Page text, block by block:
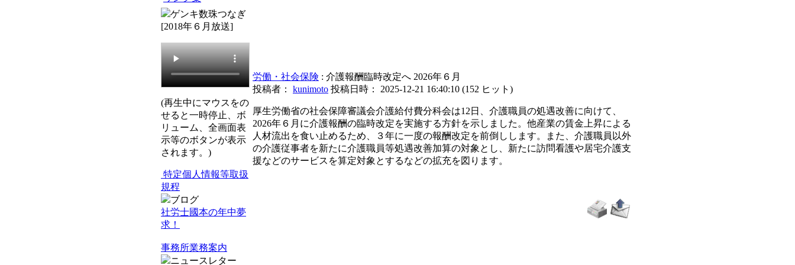
ゲンキ数珠つなぎ
[2018年６月放送]
(再生中にマウスをの
せると一時停止、ボ
リューム、全画面表
示等のボタンが表示
されます。)
特定個人情報等取扱
規程
ブログ
社労士國本の年中夢
求！
事務所業務案内
ニュースレター
労働・社会保険 : 介護報酬臨時改定へ 2026年６月
投稿者： kunimoto 投稿日時： 2025-12-21 16:40:10 (152 ヒット )
厚生労働省の社会保障審議会介護給付費分科会は12日、介護職員の処遇改善に向けて、
2026年６月に介護報酬の臨時改定を実施する方針を示しました。他産業の賃金上昇による
人材流出を食い止めるため、３年に一度の報酬改定を前倒しします。また、介護職員以外
の介護従事者を新たに介護職員等処遇改善加算の対象とし、新たに訪問看護や居宅介護支
援などのサービスを算定対象とするなどの拡充を図ります。